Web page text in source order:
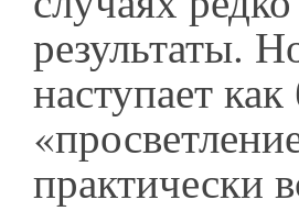
результаты.
наступает
практически